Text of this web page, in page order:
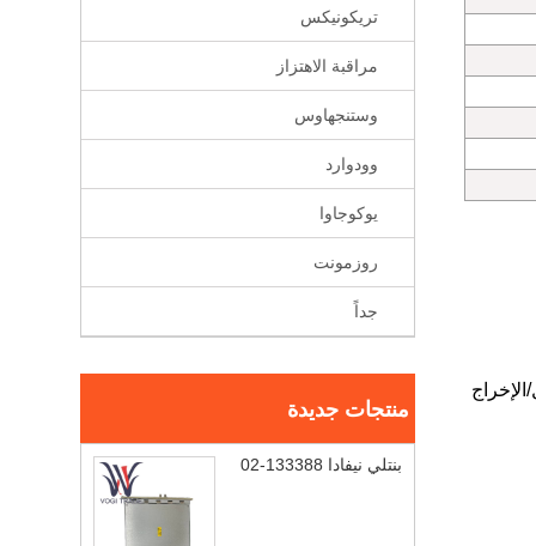
تريكونيكس
مراقبة الاهتزاز
وستنجهاوس
وودوارد
يوكوجاوا
روزمونت
جداً
منتجات جديدة
بنتلي نيفادا 133388-02
-11 فولت لوحدات الإدخال/الإخراج